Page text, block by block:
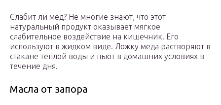
Слабит ли мед? Не многие знают, что этот
натуральный продукт оказывает мягкое
слабительное воздействие на кишечник. Его
используют в жидком виде. Ложку меда растворяют в
стакане теплой воды и пьют в домашних условиях в
течение дня.
Масла от запора